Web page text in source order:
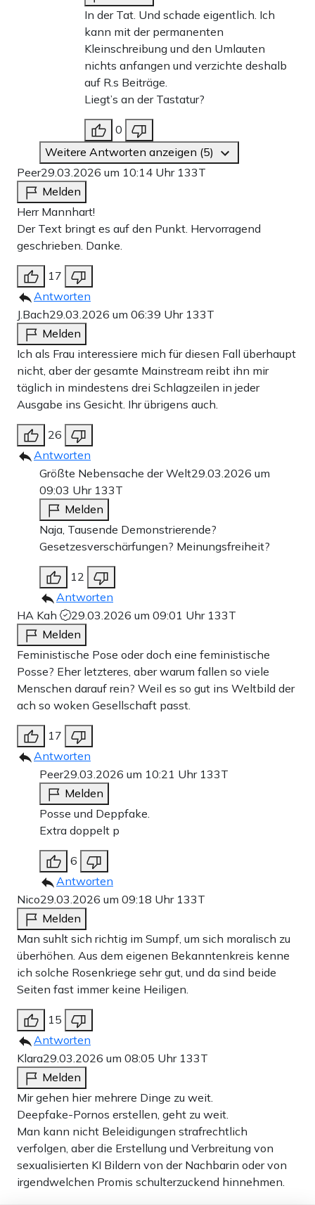
In der Tat. Und schade eigentlich. Ich
kann mit der permanenten
Kleinschreibung und den Umlauten
nichts anfangen und verzichte deshalb
auf R.s Beiträge.
Liegt’s an der Tastatur?
0
Weitere Antworten anzeigen (5)
Peer29.03.2026 um 10:14 Uhr 133T
Melden
Herr Mannhart!
Der Text bringt es auf den Punkt. Hervorragend
geschrieben. Danke.
17
Antworten
J.Bach29.03.2026 um 06:39 Uhr 133T
Melden
Ich als Frau interessiere mich für diesen Fall überhaupt
nicht, aber der gesamte Mainstream reibt ihn mir
täglich in mindestens drei Schlagzeilen in jeder
Ausgabe ins Gesicht. Ihr übrigens auch.
26
Antworten
Größte Nebensache der Welt29.03.2026 um
09:03 Uhr 133T
Melden
Naja, Tausende Demonstrierende?
Gesetzesverschärfungen? Meinungsfreiheit?
12
Antworten
HA Kah
29.03.2026 um 09:01 Uhr 133T
Melden
Feministische Pose oder doch eine feministische
Posse? Eher letzteres, aber warum fallen so viele
Menschen darauf rein? Weil es so gut ins Weltbild der
ach so woken Gesellschaft passt.
17
Antworten
Peer29.03.2026 um 10:21 Uhr 133T
Melden
Posse und Deppfake.
Extra doppelt p
6
Antworten
Nico29.03.2026 um 09:18 Uhr 133T
Melden
Man suhlt sich richtig im Sumpf, um sich moralisch zu
überhöhen. Aus dem eigenen Bekanntenkreis kenne
ich solche Rosenkriege sehr gut, und da sind beide
Seiten fast immer keine Heiligen.
15
Antworten
Klara29.03.2026 um 08:05 Uhr 133T
Melden
Mir gehen hier mehrere Dinge zu weit.
Deepfake-Pornos erstellen, geht zu weit.
Man kann nicht Beleidigungen strafrechtlich
verfolgen, aber die Erstellung und Verbreitung von
sexualisierten KI Bildern von der Nachbarin oder von
irgendwelchen Promis schulterzuckend hinnehmen.